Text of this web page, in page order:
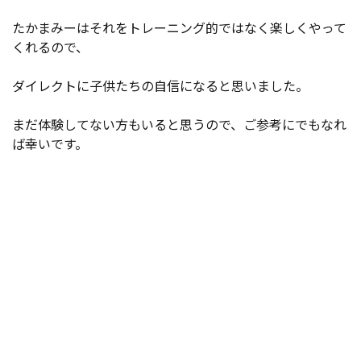
たかまみーはそれをトレーニング的ではなく楽しくやって
くれるので、
ダイレクトに子供たちの自信になると思いました。
まだ体験してない方もいると思うので、ご参考にでもなれ
ば幸いです。